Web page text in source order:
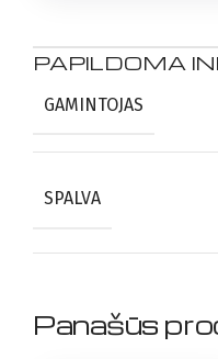
PAPILDOMA
GAMINTOJAS
SPALVA
Panašūs